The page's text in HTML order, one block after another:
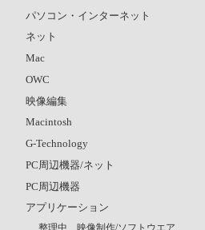
パソコン・インターネット
ネット
Mac
OWC
映像編集
Macintosh
G-Technology
PC周辺機器/ネット
PC周辺機器
アプリケーション
整理中 映像制作/ソフトウエア